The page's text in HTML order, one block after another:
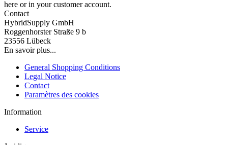
here or in your customer account.
Contact
HybridSupply GmbH
Roggenhorster Straße 9 b
23556 Lübeck
En savoir plus...
General Shopping Conditions
Legal Notice
Contact
Paramètres des cookies
Information
Service